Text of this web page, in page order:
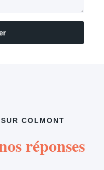
COLMONT
réponses